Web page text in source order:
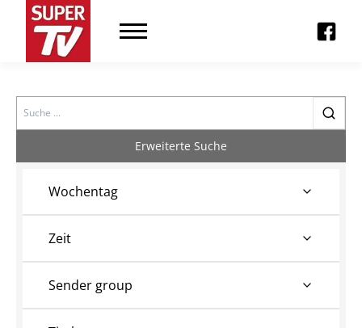
Search
Erweiterte Suche
Wochentag
Zeit
Sender group